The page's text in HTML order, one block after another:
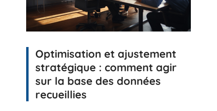
Optimisation et ajustement
stratégique : comment agir
sur la base des données
recueillies